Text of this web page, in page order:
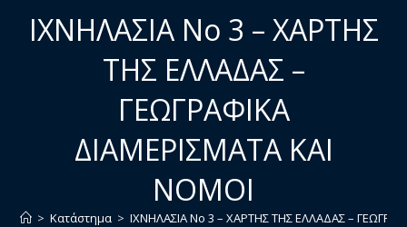
ΙΧΝΗΛΑΣΙΑ Νο 3 – ΧΑΡΤΗΣ
ΤΗΣ ΕΛΛΑΔΑΣ –
ΓΕΩΓΡΑΦΙΚΑ
ΔΙΑΜΕΡΙΣΜΑΤΑ ΚΑΙ
ΝΟΜΟΙ
> Κατάστημα > ΙΧΝΗΛΑΣΙΑ Νο 3 – ΧΑΡΤΗΣ ΤΗΣ ΕΛΛΑΔΑΣ –